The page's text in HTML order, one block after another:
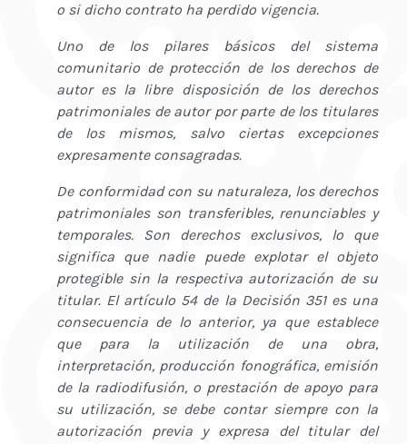
o si dicho contrato ha perdido vigencia.
Uno de los pilares básicos del sistema
comunitario de protección de los derechos de
autor es la libre disposición de los derechos
patrimoniales de autor por parte de los titulares
de los mismos, salvo ciertas excepciones
expresamente consagradas.
De conformidad con su naturaleza, los derechos
patrimoniales son transferibles, renunciables y
temporales. Son derechos exclusivos, lo que
significa que nadie puede explotar el objeto
protegible sin la respectiva autorización de su
titular. El artículo 54 de la Decisión 351 es una
consecuencia de lo anterior, ya que establece
que para la utilización de una obra,
interpretación, producción fonográfica, emisión
de la radiodifusión, o prestación de apoyo para
su utilización, se debe contar siempre con la
autorización previa y expresa del titular del